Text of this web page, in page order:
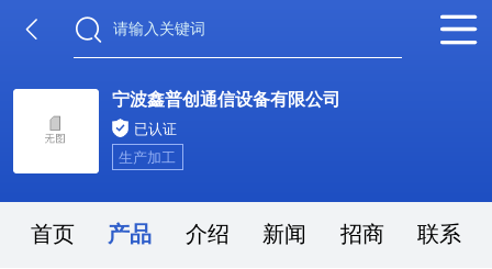
宁波鑫普创通信设备有限公司
已认证
生产加工
首页 产品 介绍 新闻 招商 联系